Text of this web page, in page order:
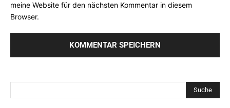
meine Website für den nächsten Kommentar in diesem
Browser.